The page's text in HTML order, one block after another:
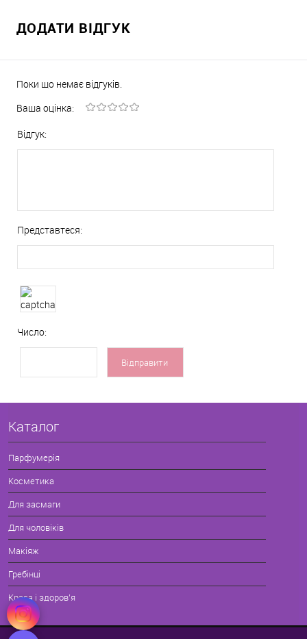
ДОДАТИ ВІДГУК
Поки що немає відгуків.
Ваша оцінка:
Відгук:
Представтеся:
Число:
Каталог
Парфумерія
Косметика
Для засмаги
Для чоловіків
Макіяж
Гребінці
Краса і здоров'я